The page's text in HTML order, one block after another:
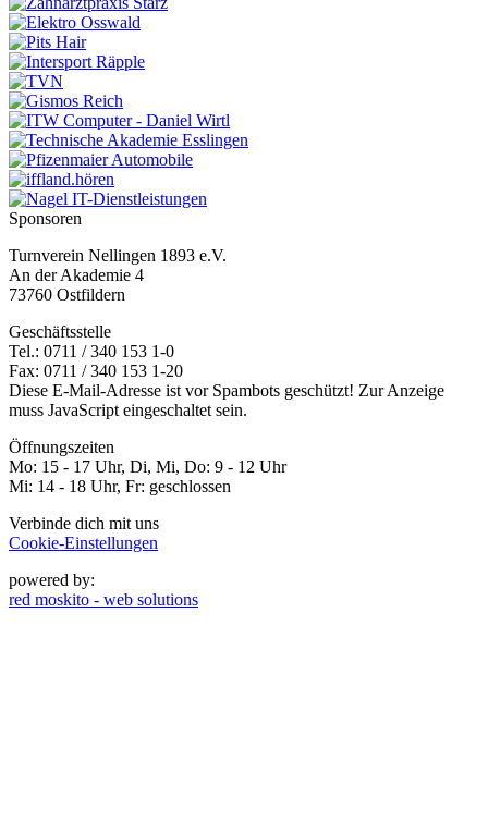
Sponsoren
Turnverein Nellingen 1893 e.V.
An der Akademie 4
73760 Ostfildern
Geschäftsstelle
Tel.: 0711 / 340 153 1-0
Fax: 0711 / 340 153 1-20
Diese E-Mail-Adresse ist vor Spambots geschützt! Zur Anzeige
muss JavaScript eingeschaltet sein.
Öffnungszeiten
Mo: 15 - 17 Uhr, Di, Mi, Do: 9 - 12 Uhr
Mi: 14 - 18 Uhr, Fr: geschlossen
Verbinde dich mit uns
Cookie-Einstellungen
powered by:
red moskito - web solutions